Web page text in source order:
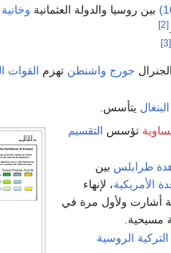
بين روسيا والدولة العثمانية
.
[2]
[3]
جورج واشنطن تهزم القوات
البنغال يتأسس.
تؤسس التقسيم
طرابلس بين
الأمريكية، لإنهاء
أشارت ولأول مرة في
مسيحية.
التركية الروسية